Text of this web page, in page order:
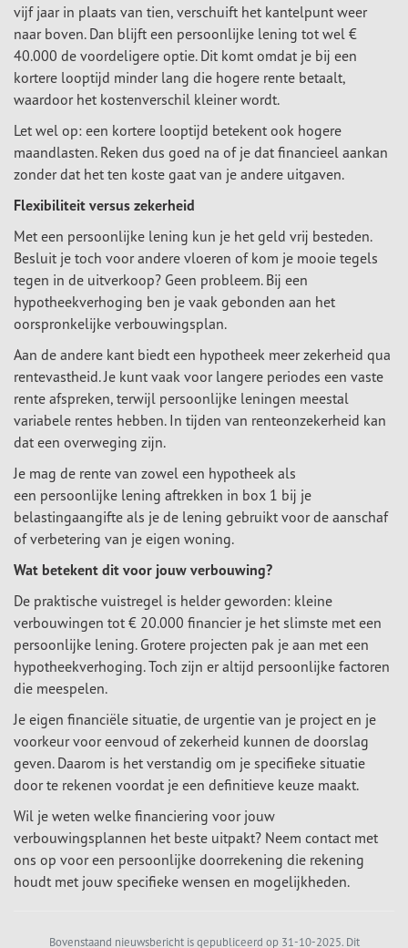
vijf jaar in plaats van tien, verschuift het kantelpunt weer
naar boven. Dan blijft een persoonlijke lening tot wel €
40.000 de voordeligere optie. Dit komt omdat je bij een
kortere looptijd minder lang die hogere rente betaalt,
waardoor het kostenverschil kleiner wordt.
Let wel op: een kortere looptijd betekent ook hogere
maandlasten. Reken dus goed na of je dat financieel aankan
zonder dat het ten koste gaat van je andere uitgaven.
Flexibiliteit versus zekerheid
Met een persoonlijke lening kun je het geld vrij besteden.
Besluit je toch voor andere vloeren of kom je mooie tegels
tegen in de uitverkoop? Geen probleem. Bij een
hypotheekverhoging ben je vaak gebonden aan het
oorspronkelijke verbouwingsplan.
Aan de andere kant biedt een hypotheek meer zekerheid qua
rentevastheid. Je kunt vaak voor langere periodes een vaste
rente afspreken, terwijl persoonlijke leningen meestal
variabele rentes hebben. In tijden van renteonzekerheid kan
dat een overweging zijn.
Je mag de rente van zowel een hypotheek als
een persoonlijke lening aftrekken in box 1 bij je
belastingaangifte als je de lening gebruikt voor de aanschaf
of verbetering van je eigen woning.
Wat betekent dit voor jouw verbouwing?
De praktische vuistregel is helder geworden: kleine
verbouwingen tot € 20.000 financier je het slimste met een
persoonlijke lening. Grotere projecten pak je aan met een
hypotheekverhoging. Toch zijn er altijd persoonlijke factoren
die meespelen.
Je eigen financiële situatie, de urgentie van je project en je
voorkeur voor eenvoud of zekerheid kunnen de doorslag
geven. Daarom is het verstandig om je specifieke situatie
door te rekenen voordat je een definitieve keuze maakt.
Wil je weten welke financiering voor jouw
verbouwingsplannen het beste uitpakt? Neem contact met
ons op voor een persoonlijke doorrekening die rekening
houdt met jouw specifieke wensen en mogelijkheden.
Bovenstaand nieuwsbericht is gepubliceerd op 31-10-2025. Dit